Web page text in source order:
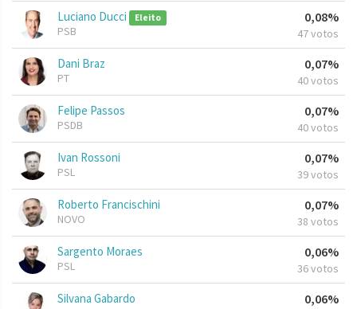
Luciano Ducci Eleito
PSB
0,08%
47 votos
Dani Braz
PT
0,07%
40 votos
Felipe Passos
PSDB
0,07%
40 votos
Ivan Rossoni
PSL
0,07%
39 votos
Roberto Francischini
NOVO
0,07%
38 votos
Sargento Moraes
PSL
0,06%
36 votos
Silvana Gabardo 0,06%